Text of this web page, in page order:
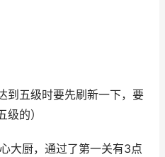
到五级时要先刷新一下，要
的）
大厨，通过了第一关有3点